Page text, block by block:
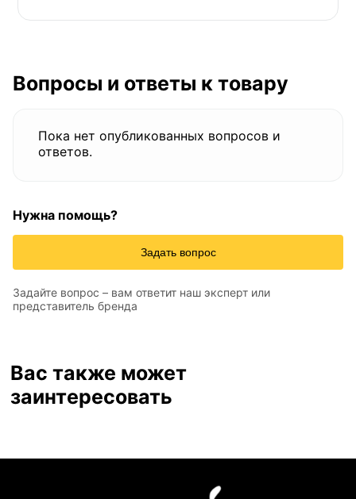
Вопросы и ответы к товару
Пока нет опубликованных вопросов и
ответов.
Нужна помощь?
Задать вопрос
Задайте вопрос – вам ответит наш эксперт или
представитель бренда
Вас также может
заинтересовать